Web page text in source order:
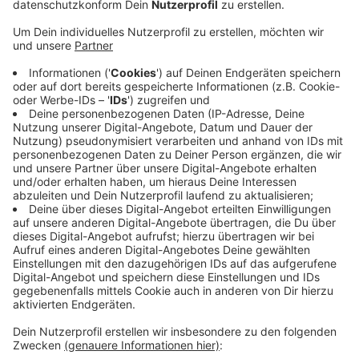
Bekanntes Gesicht
Anzeige
Das Gesicht dürfte einigen Patienten an der
Dinxperloer Straße bekannt vorkommen. Denn Bassel
Kanafani war vorher Oberarzt in den Krankenhäusern
Vreden und Bocholt. Doch den 39-jährigen aus Syrien
zieht es an die Basis. „Das macht einfach Spaß“ hat er
jetzt bei der Übernahme der Praxis von Dr. Bongartz
gesagt. Auch Bongartz selbst bleibt den Bocholtern
zumindest noch ein paar Jahre erhalten. Er spezialisiert
sich auf internistische Gutachten.
Anzeige